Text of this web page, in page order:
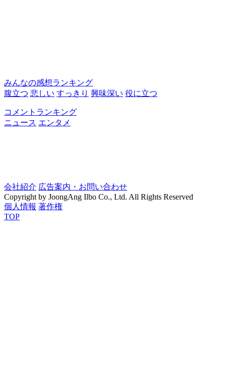
みんなの感想ランキング
腹立つ 悲しい すっきり 興味深い 役に立つ
コメントランキング
ニュース エンタメ
会社紹介 広告案内・お問い合わせ
Copyright by JoongAng Ilbo Co., Ltd. All Rights Reserved
個人情報 著作権
TOP